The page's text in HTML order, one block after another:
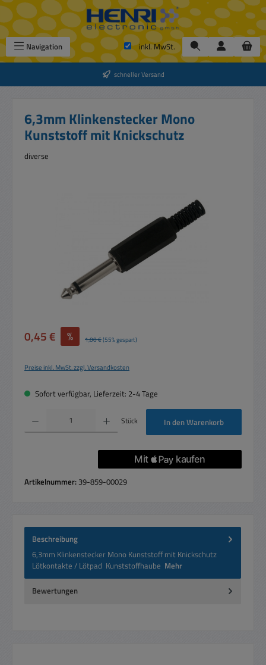
Zum Hauptinhalt springen
Navigation inkl. MwSt.
schneller Versand
6,3mm Klinkenstecker Mono
Kunststoff mit Knickschutz
diverse
Verkaufspreis:
0,45 € % Regulärer Preis:
1,00 €(55% gespart)
Preise inkl. MwSt. zzgl. Versandkosten
Sofort verfügbar, Lieferzeit: 2-4 Tage
Produkt Anzahl: Gib den gewünschten Wert ein oder benutze die Schaltflächen um
Stück In den Warenkorb
Artikelnummer: 39-859-00029
Beschreibung
6,3mm Klinkenstecker Mono Kunststoff mit Knickschutz
Lötkontakte / Lötpad Kunststoffhaube Mehr
Bewertungen